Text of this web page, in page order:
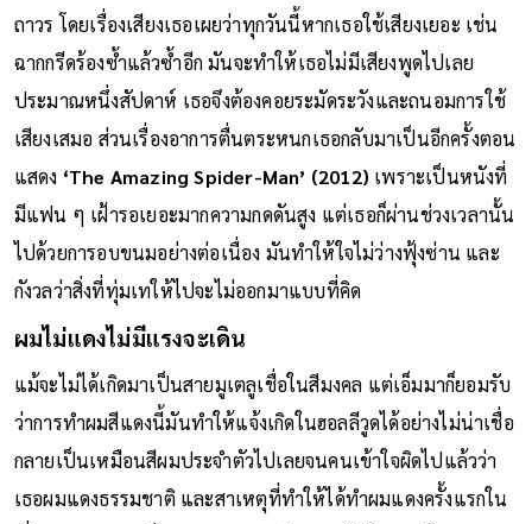
ถาวร โดยเรื่องเสียงเธอเผยว่าทุกวันนี้หากเธอใช้เสียงเยอะ เช่น
ฉากกรีดร้องซ้ำแล้วซ้ำอีก มันจะทำให้เธอไม่มีเสียงพูดไปเลย
ประมาณหนึ่งสัปดาห์ เธอจึงต้องคอยระมัดระวังและถนอมการใช้
เสียงเสมอ ส่วนเรื่องอาการตื่นตระหนกเธอกลับมาเป็นอีกครั้งตอน
แสดง ‘The Amazing Spider-Man’ (2012) เพราะเป็นหนังที่
มีแฟน ๆ เฝ้ารอเยอะมากความกดดันสูง แต่เธอก็ผ่านช่วงเวลานั้น
ไปด้วยการอบขนมอย่างต่อเนื่อง มันทำให้ใจไม่ว่างฟุ้งซ่าน และ
กังวลว่าสิ่งที่ทุ่มเทให้ไปจะไม่ออกมาแบบที่คิด
ผมไม่แดงไม่มีแรงจะเดิน
แม้จะไม่ได้เกิดมาเป็นสายมูเตลูเชื่อในสีมงคล แต่เอ็มมาก็ยอมรับ
ว่าการทำผมสีแดงนี้มันทำให้แจ้งเกิดในฮอลลีวูดได้อย่างไม่น่าเชื่อ
กลายเป็นเหมือนสีผมประจำตัวไปเลยจนคนเข้าใจผิดไปแล้วว่า
เธอผมแดงธรรมชาติ และสาเหตุที่ทำให้ได้ทำผมแดงครั้งแรกใน